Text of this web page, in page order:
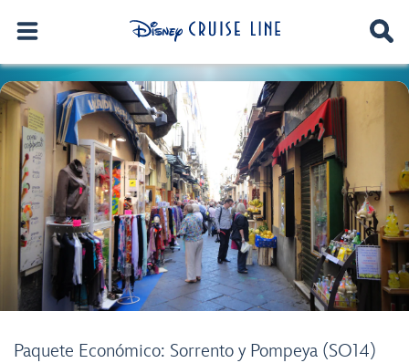
Paquete Económico: Sorrento y Pompeya (SO14)